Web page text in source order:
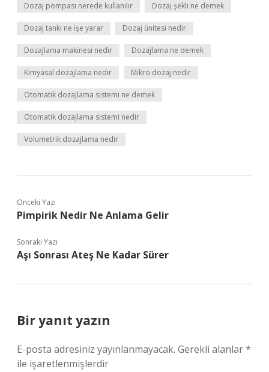
Dozaj pompası nerede kullanılır Dozaj şekli ne demek
Dozaj tankı ne işe yarar Dozaj ünitesi nedir
Dozajlama makinesi nedir Dozajlama ne demek
Kimyasal dozajlama nedir Mikro dozaj nedir
Otomatik dozajlama sistemi ne demek
Otomatik dozajlama sistemi nedir
Volumetrik dozajlama nedir
Önceki Yazı
Pimpirik Nedir Ne Anlama Gelir
Sonraki Yazı
Aşı Sonrası Ateş Ne Kadar Sürer
Bir yanıt yazın
E-posta adresiniz yayınlanmayacak. Gerekli alanlar*
ile işaretlenmişlerdir